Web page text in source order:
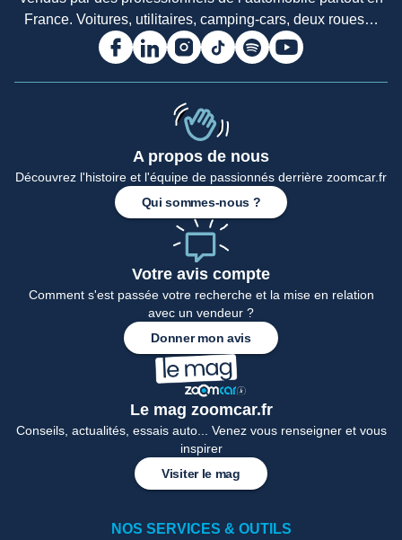
France. Voitures, utilitaires, camping-cars, deux roues…
A propos de nous
Découvrez l'histoire et l'équipe de passionnés derrière zoomcar.fr
Qui sommes-nous ?
Votre avis compte
Comment s'est passée votre recherche et la mise en relation
avec un vendeur ?
Donner mon avis
Le mag zoomcar.fr
Conseils, actualités, essais auto... Venez vous renseigner et vous
inspirer
Visiter le mag
NOS SERVICES & OUTILS